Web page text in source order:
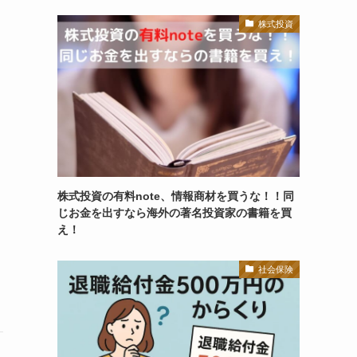
株式投資
株式投資の有料note、情報商材を買うな！！同
じお金を出すなら海外の著名投資家の書籍を買
え！
社会保険